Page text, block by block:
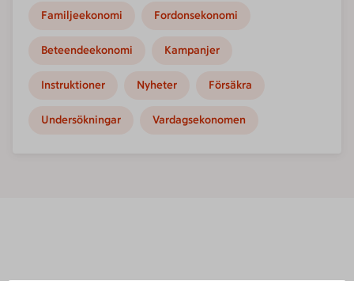
Familjeekonomi Fordonsekonomi
Beteendeekonomi Kampanjer
Instruktioner Nyheter Försäkra
Undersökningar Vardagsekonomen